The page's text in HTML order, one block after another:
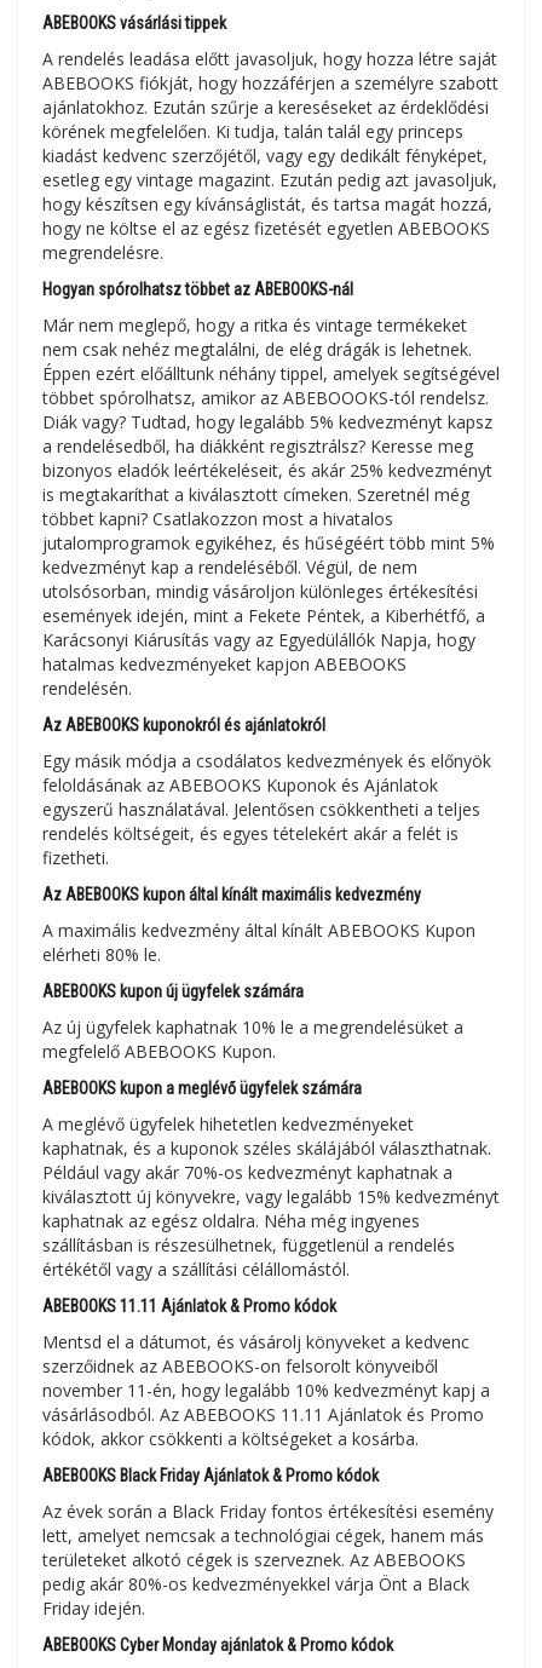
ABEBOOKS vásárlási tippek
A rendelés leadása előtt javasoljuk, hogy hozza létre saját
ABEBOOKS fiókját, hogy hozzáférjen a személyre szabott
ajánlatokhoz. Ezután szűrje a kereséseket az érdeklődési
körének megfelelően. Ki tudja, talán talál egy princeps
kiadást kedvenc szerzőjétől, vagy egy dedikált fényképet,
esetleg egy vintage magazint. Ezután pedig azt javasoljuk,
hogy készítsen egy kívánságlistát, és tartsa magát hozzá,
hogy ne költse el az egész fizetését egyetlen ABEBOOKS
megrendelésre.
Hogyan spórolhatsz többet az ABEBOOKS-nál
Már nem meglepő, hogy a ritka és vintage termékeket
nem csak nehéz megtalálni, de elég drágák is lehetnek.
Éppen ezért előálltunk néhány tippel, amelyek segítségével
többet spórolhatsz, amikor az ABEBOOOKS-tól rendelsz.
Diák vagy? Tudtad, hogy legalább 5% kedvezményt kapsz
a rendelésedből, ha diákként regisztrálsz? Keresse meg
bizonyos eladók leértékeléseit, és akár 25% kedvezményt
is megtakaríthat a kiválasztott címeken. Szeretnél még
többet kapni? Csatlakozzon most a hivatalos
jutalomprogramok egyikéhez, és hűségéért több mint 5%
kedvezményt kap a rendeléséből. Végül, de nem
utolsósorban, mindig vásároljon különleges értékesítési
események idején, mint a Fekete Péntek, a Kiberhétfő, a
Karácsonyi Kiárusítás vagy az Egyedülállók Napja, hogy
hatalmas kedvezményeket kapjon ABEBOOKS
rendelésén.
Az ABEBOOKS kuponokról és ajánlatokról
Egy másik módja a csodálatos kedvezmények és előnyök
feloldásának az ABEBOOKS Kuponok és Ajánlatok
egyszerű használatával. Jelentősen csökkentheti a teljes
rendelés költségeit, és egyes tételekért akár a felét is
fizetheti.
Az ABEBOOKS kupon által kínált maximális kedvezmény
A maximális kedvezmény által kínált ABEBOOKS Kupon
elérheti 80% le.
ABEBOOKS kupon új ügyfelek számára
Az új ügyfelek kaphatnak 10% le a megrendelésüket a
megfelelő ABEBOOKS Kupon.
ABEBOOKS kupon a meglévő ügyfelek számára
A meglévő ügyfelek hihetetlen kedvezményeket
kaphatnak, és a kuponok széles skálájából választhatnak.
Például vagy akár 70%-os kedvezményt kaphatnak a
kiválasztott új könyvekre, vagy legalább 15% kedvezményt
kaphatnak az egész oldalra. Néha még ingyenes
szállításban is részesülhetnek, függetlenül a rendelés
értékétől vagy a szállítási célállomástól.
ABEBOOKS 11.11 Ajánlatok & Promo kódok
Mentsd el a dátumot, és vásárolj könyveket a kedvenc
szerzőidnek az ABEBOOKS-on felsorolt könyveiből
november 11-én, hogy legalább 10% kedvezményt kapj a
vásárlásodból. Az ABEBOOKS 11.11 Ajánlatok és Promo
kódok, akkor csökkenti a költségeket a kosárba.
ABEBOOKS Black Friday Ajánlatok & Promo kódok
Az évek során a Black Friday fontos értékesítési esemény
lett, amelyet nemcsak a technológiai cégek, hanem más
területeket alkotó cégek is szerveznek. Az ABEBOOKS
pedig akár 80%-os kedvezményekkel várja Önt a Black
Friday idején.
ABEBOOKS Cyber Monday ajánlatok & Promo kódok